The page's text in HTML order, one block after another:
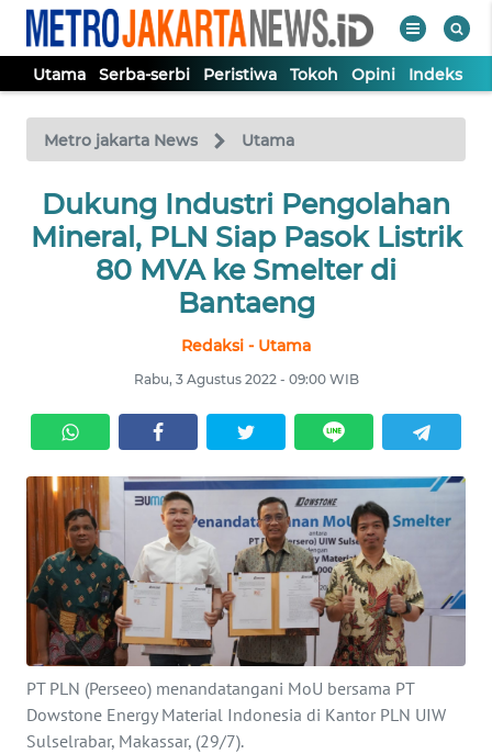
Utama Serba-serbi Peristiwa Tokoh Opini Indeks
Metro jakarta News Utama
Dukung Industri Pengolahan
Mineral, PLN Siap Pasok Listrik
80 MVA ke Smelter di
Bantaeng
Redaksi - Utama
Rabu, 3 Agustus 2022 - 09:00 WIB
PT PLN (Perseeo) menandatangani MoU bersama PT
Dowstone Energy Material Indonesia di Kantor PLN UIW
Sulselrabar, Makassar, (29/7).
TV
Tutup
UTAMA
TOKOH
OPINI
Informasi
INDEKS
BERITA
KONTAK
KAMI
INFO